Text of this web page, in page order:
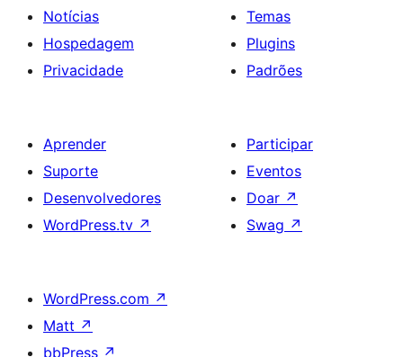
Notícias
Hospedagem
Privacidade
Temas
Plugins
Padrões
Aprender
Suporte
Desenvolvedores
WordPress.tv ↗
Participar
Eventos
Doar ↗
Swag ↗
WordPress.com ↗
Matt ↗
bbPress ↗